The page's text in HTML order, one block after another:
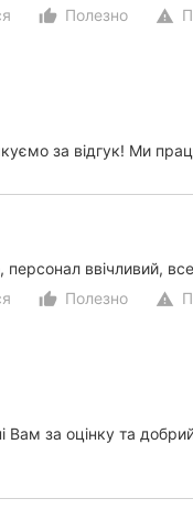
thumb_up_alt
Полезно warning
за відгук! Ми
ввічливий,
thumb_up_alt
Полезно warning
Вам за оцінку та